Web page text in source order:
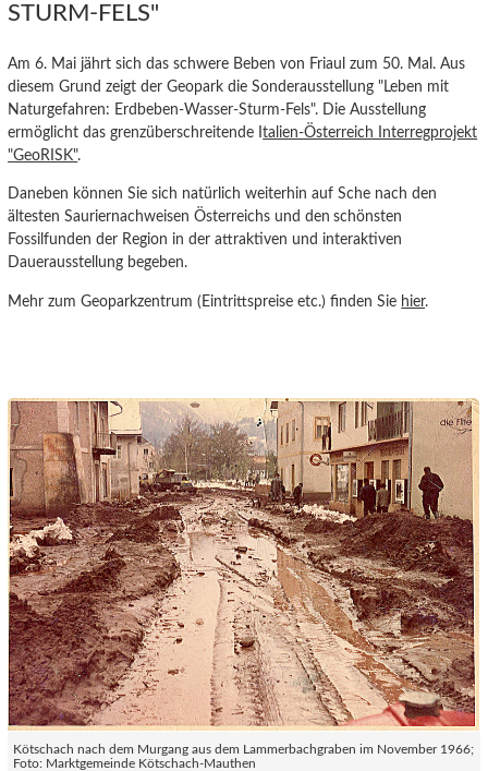
STURM-FELS"
Am 6. Mai jährt sich das schwere Beben von Friaul zum 50. Mal. Aus
diesem Grund zeigt der Geopark die Sonderausstellung "Leben mit
Naturgefahren: Erdbeben-Wasser-Sturm-Fels". Die Ausstellung
ermöglicht das grenzüberschreitende Italien-Österreich Interregprojekt
"GeoRISK".
Daneben können Sie sich natürlich weiterhin auf Sche nach den
ältesten Sauriernachweisen Österreichs und den schönsten
Fossilfunden der Region in der attraktiven und interaktiven
Dauerausstellung begeben.
Mehr zum Geoparkzentrum (Eintrittspreise etc.) finden Sie hier.
Kötschach nach dem Murgang aus dem Lammerbachgraben im November 1966;
Foto: Marktgemeinde Kötschach-Mauthen